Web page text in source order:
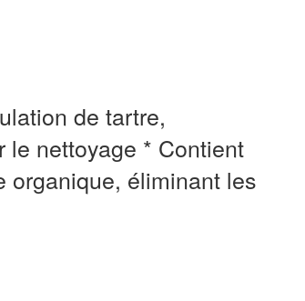
de tartre,
le nettoyage * Contient
organique, éliminant les